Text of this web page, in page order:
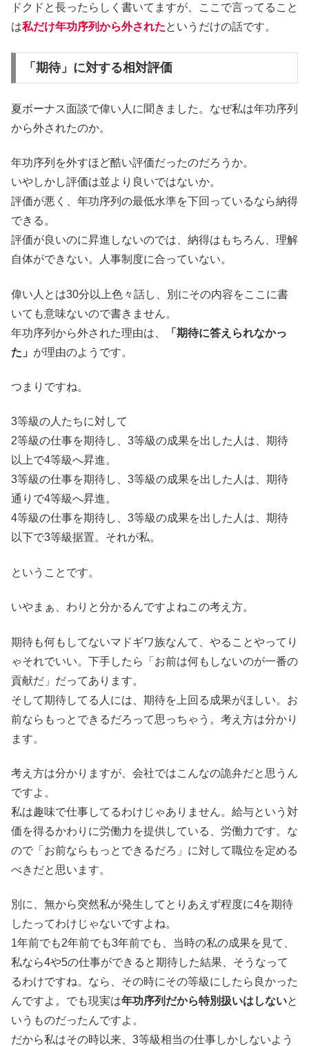
ドクドと長ったらしく書いてますが、ここで言ってること
は私だけ年功序列から外されたというだけの話です。
「期待」に対する相対評価
夏ボーナス面談で偉い人に聞きました。なぜ私は年功序列
から外されたのか。
年功序列を外すほど酷い評価だったのだろうか。
いやしかし評価は並より良いではないか。
評価が悪く、年功序列の最低水準を下回っているなら納得
できる。
評価が良いのに昇進しないのでは、納得はもちろん、理解
自体ができない。人事制度に合っていない。
偉い人とは30分以上色々話し、別にその内容をここに書
いても意味ないので書きません。
年功序列から外された理由は、
「期待に答えられなかっ
た」 が理由のようです。
つまりですね。
3等級の人たちに対して
2等級の仕事を期待し、3等級の成果を出した人は、期待
以上で4等級へ昇進。
3等級の仕事を期待し、3等級の成果を出した人は、期待
通りで4等級へ昇進。
4等級の仕事を期待し、3等級の成果を出した人は、期待
以下で3等級据置。それが私。
ということです。
いやまぁ、わりと分かるんですよねこの考え方。
期待も何もしてないマドギワ族なんて、やることやってり
ゃそれでいい。下手したら「お前は何もしないのが一番の
貢献だ」だってあります。
そして期待してる人には、期待を上回る成果がほしい。お
前ならもっとできるだろって思っちゃう。考え方は分かり
ます。
考え方は分かりますが、会社ではこんなの詭弁だと思うん
ですよ。
私は趣味で仕事してるわけじゃありません。給与という対
価を得るかわりに労働力を提供している、労働力です。な
ので「お前ならもっとできるだろ」に対して職位を定める
べきだと思います。
別に、無から突然私が発生してとりあえず程度に4を期待
したってわけじゃないですよね。
1年前でも2年前でも3年前でも、当時の私の成果を見て、
私なら4や5の仕事ができると期待した結果、そうなって
るわけですね。なら、その時にその等級にしたら良かった
んですよ。でも現実は年功序列だから特別扱いはしないと
いうものだったんですよ。
だから私はその時以来、3等級相当の仕事しかしないよう